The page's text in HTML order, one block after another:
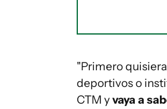
"Primero
deportivos o
CTM yvaya a